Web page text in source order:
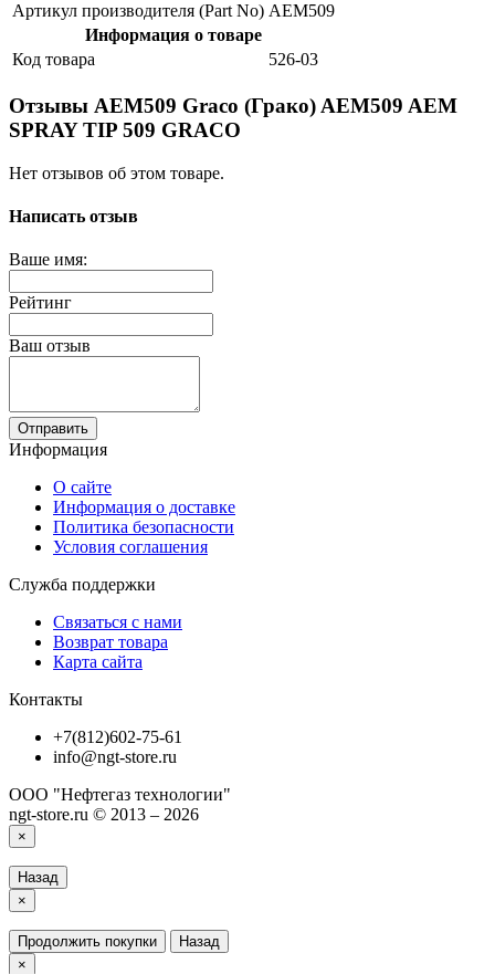
Артикул производителя (Part No) AEM509
Информация о товаре
Код товара
526-03
Отзывы AEM509 Graco (Грако) AEM509 AEM
SPRAY TIP 509 GRACO
Нет отзывов об этом товаре.
Написать отзыв
Ваше имя:
Рейтинг
Ваш отзыв
Отправить
Информация
О сайте
Информация о доставке
Политика безопасности
Условия соглашения
Служба поддержки
Связаться с нами
Возврат товара
Карта сайта
Контакты
+7(812)602-75-61
info@ngt-store.ru
ООО "Нефтегаз технологии"
ngt-store.ru © 2013 – 2026
×
Назад
×
Продолжить покупки
Назад
×